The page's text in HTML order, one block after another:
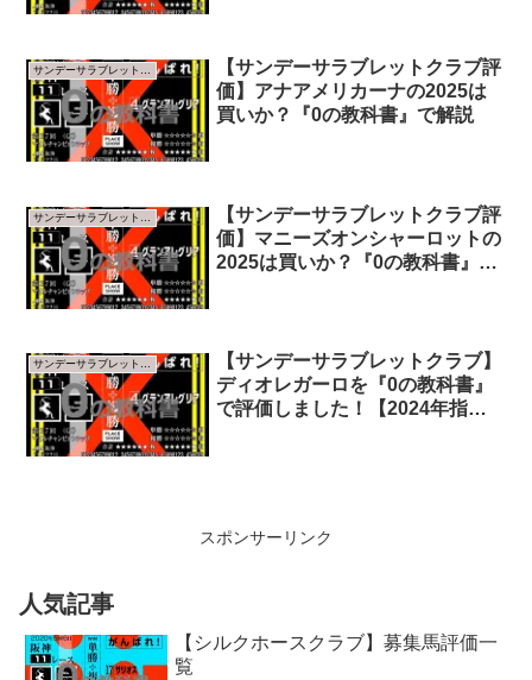
サンデーサラブレットクラブ
【サンデーサラブレットクラブ評
価】アナアメリカーナの2025は
買いか？『0の教科書』で解説
【サンデーサラブレットクラブ評
価】マニーズオンシャーロットの
2025は買いか？『0の教科書』で
サンデーサラブレットクラブ
【サンデーサラブレットクラブ】
ディオレガーロを『0の教科書』
で評価しました！【2024年指標
スポンサーリンク
人気記事
【シルクホースクラブ】募集馬評価一
覧